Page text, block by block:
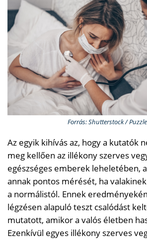
Forrás: Shutterstock /
Az egyik kihívás az, hogy a kutatók
meg kellően az illékony szerves
egészséges emberek leheletében,
annak pontos mérését, ha
a normálistól. Ennek
légzésen alapuló teszt csalódást
mutatott, amikor a valós életben
Ezenkívül egyes illékony szerves